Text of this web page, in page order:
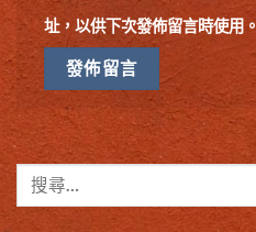
址，以供下次發佈留言時使用。